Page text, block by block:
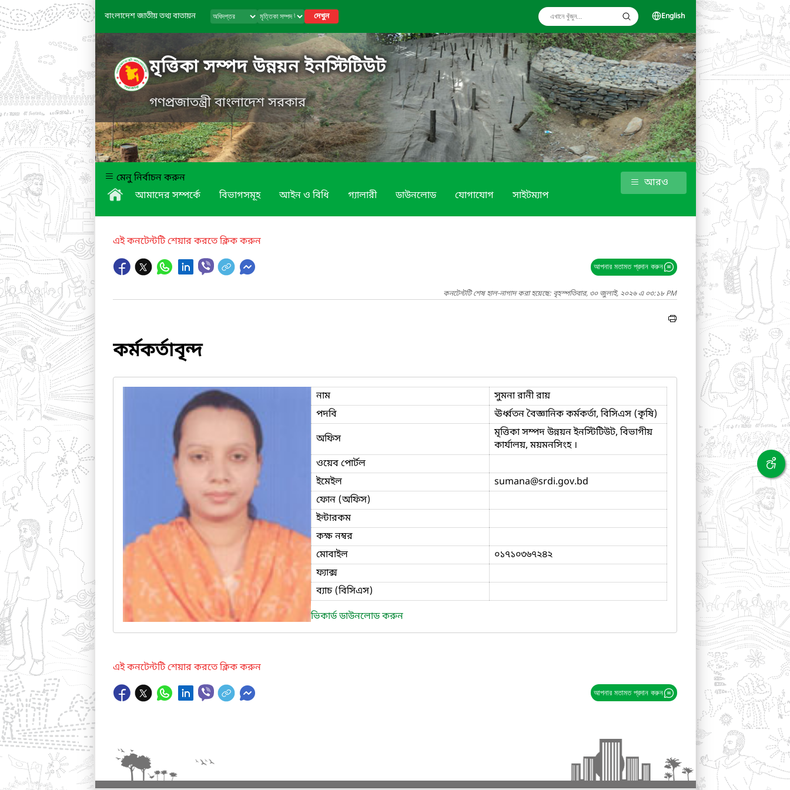
বাংলাদেশ জাতীয় তথ্য বাতায়ন দেখুন English
মৃত্তিকা সম্পদ উন্নয়ন ইনস্টিটিউট
গণপ্রজাতন্ত্রী বাংলাদেশ সরকার
মেনু নির্বাচন করুন
আমাদের সম্পর্কে
বিভাগসমূহ আইন ও বিধি গ্যালারী ডাউনলোড যোগাযোগ সাইটম্যাপ
আরও
এই কনটেন্টটি শেয়ার করতে ক্লিক করুন
আপনার মতামত প্রদান করুন
কনটেন্টটি শেষ হাল-নাগাদ করা হয়েছে: বৃহস্পতিবার, ৩০ জুলাই, ২০২৬ এ ০৩:১৮ PM
কর্মকর্তাবৃন্দ
নাম
সুমনা রানী রায়
পদবি
ঊর্ধ্বতন বৈজ্ঞানিক কর্মকর্তা, বিসিএস (কৃষি)
অফিস
মৃত্তিকা সম্পদ উন্নয়ন ইনস্টিটিউট, বিভাগীয়
কার্যালয়, ময়মনসিংহ ।
ওয়েব পোর্টল
ইমেইল
sumana@srdi.gov.bd
ফোন (অফিস)
ইন্টারকম
কক্ষ নম্বর
মোবাইল
০১৭১০৩৬৭২৪২
ফ্যাক্স
ব্যাচ (বিসিএস)
ভিকার্ড ডাউনলোড করুন
এই কনটেন্টটি শেয়ার করতে ক্লিক করুন
আপনার মতামত প্রদান করুন